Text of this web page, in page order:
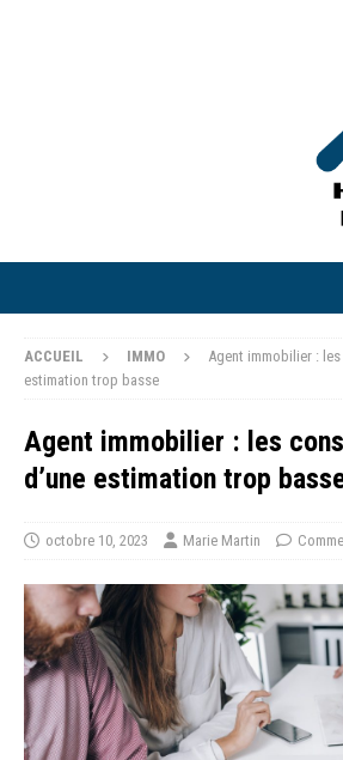
ACCUEIL IMMO
Agent immobilier :
estimation trop basse
Agent immobilier : les
d’une estimation trop
octobre 10, 2023 Marie Martin